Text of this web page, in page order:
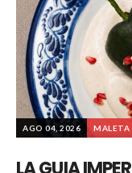
AGO 04, 2026 MALETA